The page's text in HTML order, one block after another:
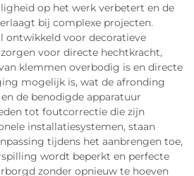
op het werk verbetert en de
bij complexe projecten.
ontwikkeld voor decoratieve
voor directe hechtkracht,
klemmen overbodig is en directe
mogelijk is, wat de afronding
de benodigde apparatuur
tot foutcorrectie die zijn
installatiesystemen, staan
tijdens het aanbrengen toe,
wordt beperkt en perfecte
zonder opnieuw te hoeven